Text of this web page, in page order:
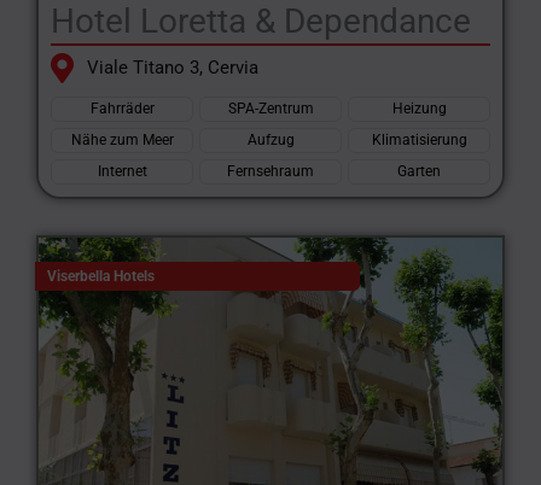
Hotel Loretta & Dependance
Viale Titano 3, Cervia
Fahrräder SPA-Zentrum
Heizung
Nähe zum Meer
Aufzug
Klimatisierung
Internet
Fernsehraum Garten
Viserbella Hotels